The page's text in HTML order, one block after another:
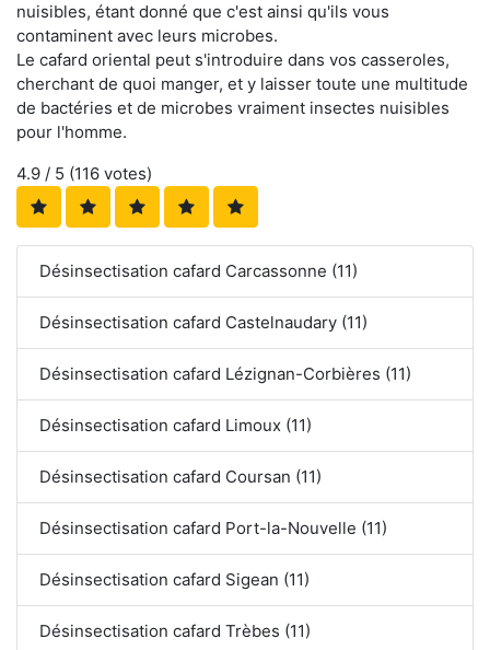
nuisibles, étant donné que c'est ainsi qu'ils vous
contaminent avec leurs microbes.
Le cafard oriental peut s'introduire dans vos casseroles,
cherchant de quoi manger, et y laisser toute une multitude
de bactéries et de microbes vraiment insectes nuisibles
pour l'homme.
4.9 / 5 (116 votes)
Désinsectisation cafard Carcassonne (11)
Désinsectisation cafard Castelnaudary (11)
Désinsectisation cafard Lézignan-Corbières (11)
Désinsectisation cafard Limoux (11)
Désinsectisation cafard Coursan (11)
Désinsectisation cafard Port-la-Nouvelle (11)
Désinsectisation cafard Sigean (11)
Désinsectisation cafard Trèbes (11)